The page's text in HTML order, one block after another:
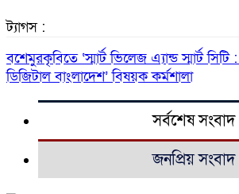
ট্যাগস :
বশেমুরকৃবিতে ‘স্মার্ট ভিলেজ এ্যান্ড স্মার্ট
ডিজিটাল বাংলাদেশ’ বিষয়ক কর্মশালা
সর্বশেষ সংবাদ
জনপ্রিয় সংবাদ